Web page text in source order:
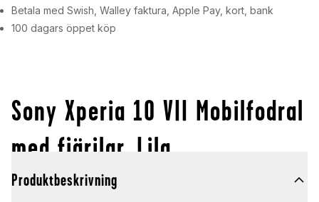
Betala med Swish, Walley faktura, Apple Pay, kort, bank
100 dagars öppet köp
Sony Xperia 10 VII Mobilfodral
med fjärilar, Lila
Produktbeskrivning